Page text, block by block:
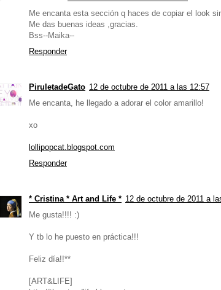
Me encanta esta sección q haces de copiar el look
Me das buenas ideas ,gracias.
Bss--Maika--
Responder
PiruletadeGato 12 de octubre de 2011 a las 12:57
Me encanta, he llegado a adorar el color amarillo!
xo
lollipopcat.blogspot.com
Responder
* Cristina * Art and Life * 12 de octubre de 2011 a
Me gusta!!!! :)
Y tb lo he puesto en práctica!!!
Feliz día!!**
[ART&LIFE]